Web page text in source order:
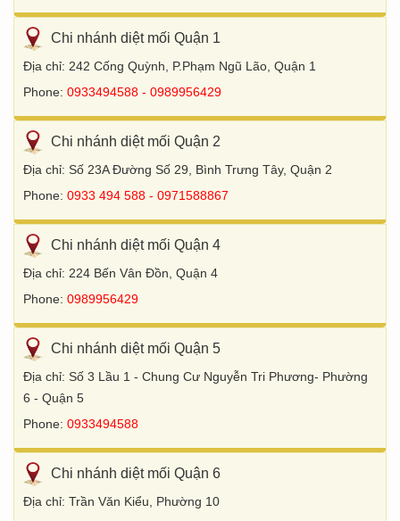
Chi nhánh diệt mối Quận 1
Địa chỉ: 242 Cống Quỳnh, P.Phạm Ngũ Lão, Quận 1
Phone: 0933494588 - 0989956429
Chi nhánh diệt mối Quận 2
Địa chỉ: Số 23A Đường Số 29, Bình Trưng Tây, Quận 2
Phone: 0933 494 588 - 0971588867
Chi nhánh diệt mối Quận 4
Địa chỉ: 224 Bến Vân Đồn, Quận 4
Phone: 0989956429
Chi nhánh diệt mối Quận 5
Địa chỉ: Số 3 Lầu 1 - Chung Cư Nguyễn Tri Phương- Phường
6 - Quận 5
Phone: 0933494588
Chi nhánh diệt mối Quận 6
Địa chỉ: Trần Văn Kiểu, Phường 10